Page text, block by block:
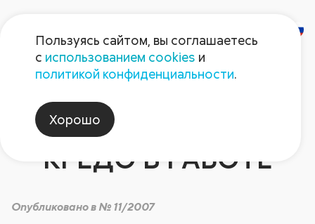
Юрий Федяев:
ДЕЛАТЬ БОЛЬШЕ,
ЛУЧШЕ – ЭТО МОЕ
КРЕДО В РАБОТЕ
Опубликовано в № 11/2007
Пользуясь сайтом, вы соглашаетесь
с использованием cookies и
политикой конфиденциальности.
Хорошо